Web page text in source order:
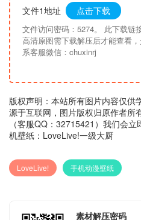
文件1地址 点击下载
文件访问密码：5274。 此下载链
高清原图需下载解压后才能查看
系客服微信：chuxinrj
版权声明：本站所有图片内容仅供
源于互联网，图片版权归原作者所
（客服QQ：32715421）我们会立
机壁纸：LoveLive!一级大厨
LoveLive! 手机动漫壁纸
素材解压密码